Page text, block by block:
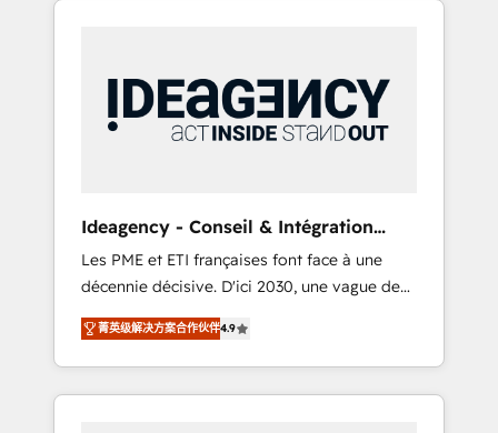
certifications HubSpot cumulées
Association, Randstad, Uber Freight, and
HubSpot itself. We have the largest technical
consulting team of any HubSpot partner and
extensibility. When you work with Aptitude 8,
you get a team – not an individual – with
embedded consulting, strategy,
development, and project management. We
have 100% US-based, FTE team members.
We offer project-based and managed
services engagements that include new
Ideagency - Conseil & Intégration
HubSpot
Les PME et ETI françaises font face à une
décennie décisive. D'ici 2030, une vague de
consolidation va recomposer le marché.
Seules survivront les entreprises qui auront
réussi leur transformation. Le problème ?
58% des dirigeants savent que l'IA est vitale
菁英级解决方案合作伙伴4.9